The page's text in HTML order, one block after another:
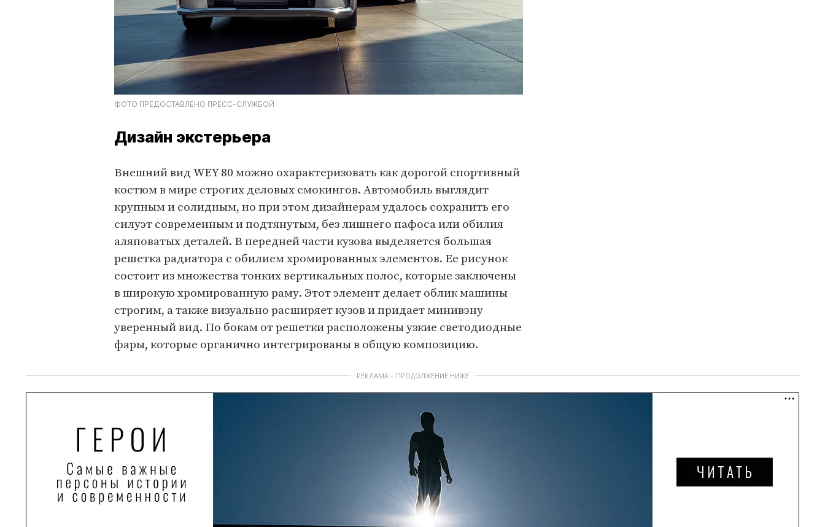
ФОТО ПРЕДОСТАВЛЕНО ПРЕСС-СЛУЖБОЙ
Дизайн экстерьера
Внешний вид WEY 80 можно охарактеризовать как дорогой спортивный
костюм в мире строгих деловых смокингов. Автомобиль выглядит
крупным и солидным, но при этом дизайнерам удалось сохранить его
силуэт современным и подтянутым, без лишнего пафоса или обилия
аляповатых деталей. В передней части кузова выделяется большая
решетка радиатора с обилием хромированных элементов. Ее рисунок
состоит из множества тонких вертикальных полос, которые заключены
в широкую хромированную раму. Этот элемент делает облик машины
строгим, а также визуально расширяет кузов и придает минивэну
уверенный вид. По бокам от решетки расположены узкие светодиодные
фары, которые органично интегрированы в общую композицию.
РЕКЛАМА – ПРОДОЛЖЕНИЕ НИЖЕ